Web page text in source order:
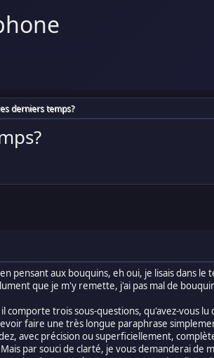
derniers temps?
pensant aux bouquins, eh oui, je lisais dans
que je m'y remette, j'ai pas mal de
comporte trois sous-questions, qu'avez-vous
faire une très longue paraphrase
avec précision ou superficiellement,
par souci de clarté, je vous demanderai